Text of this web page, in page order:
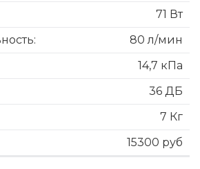
71 Вт
80 л/мин
14,7 кПа
36 ДБ
7 Кг
15300 руб